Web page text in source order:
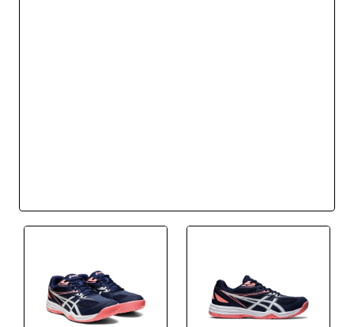
BEST SELLER